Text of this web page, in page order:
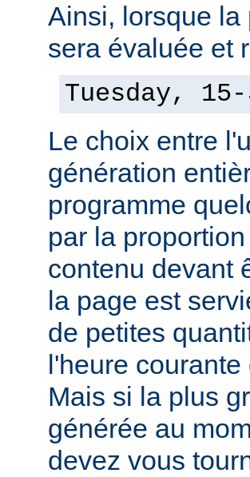
Ainsi, lorsque la
sera évaluée et
Tuesday,
Le choix entre
génération
programme
par la
contenu devant
la page est
de petites
l'heure
Mais si la plus
générée au
devez vous